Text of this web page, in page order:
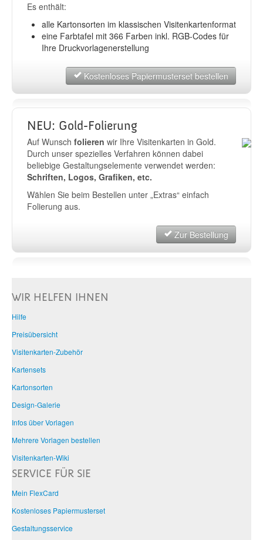
Es enthält:
alle Kartonsorten im klassischen Visitenkartenformat
eine Farbtafel mit 366 Farben inkl. RGB-Codes für
Ihre Druckvorlagenerstellung
Kostenloses Papiermusterset bestellen
NEU: Gold-Folierung
Auf Wunsch folieren wir Ihre Visitenkarten in Gold.
Durch unser spezielles Verfahren können dabei
beliebige Gestaltungselemente verwendet werden:
Schriften, Logos, Grafiken, etc.
Wählen Sie beim Bestellen unter „Extras“ einfach
Folierung aus.
Zur Bestellung
WIR HELFEN IHNEN
Hilfe
Preisübersicht
Visitenkarten-Zubehör
Kartensets
Kartonsorten
Design-Galerie
Infos über Vorlagen
Mehrere Vorlagen bestellen
Visitenkarten-Wiki
SERVICE FÜR SIE
Mein FlexCard
Kostenloses Papiermusterset
Gestaltungsservice